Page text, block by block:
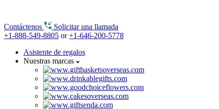
Contáctenos
Solicitar una llamada
+1-888-549-8805 or+1-646-200-5778
Asistente de regalos
Nuestras marcas